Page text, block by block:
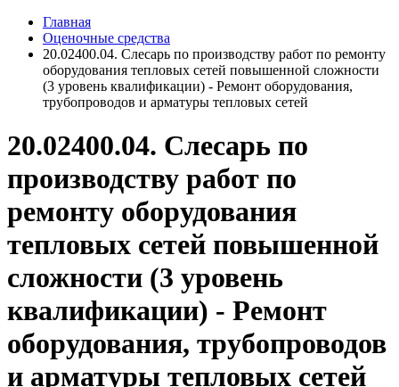
Главная
Оценочные средства
20.02400.04. Слесарь по производству работ по ремонту
оборудования тепловых сетей повышенной сложности
(3 уровень квалификации) - Ремонт оборудования,
трубопроводов и арматуры тепловых сетей
20.02400.04. Слесарь по
производству работ по
ремонту оборудования
тепловых сетей повышенной
сложности (3 уровень
квалификации) - Ремонт
оборудования, трубопроводов
и арматуры тепловых сетей